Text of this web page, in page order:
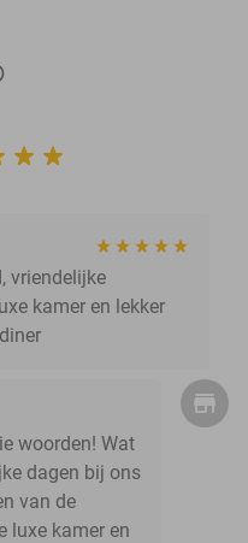
vriendelijke
kamer en lekker
woorden! Wat
dagen bij ons
van de
luxe kamer en